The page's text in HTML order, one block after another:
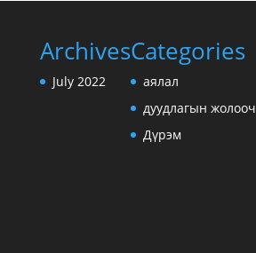
Archives
July 2022
Categories
аялал
дуудлагын жолооч
Дүрэм